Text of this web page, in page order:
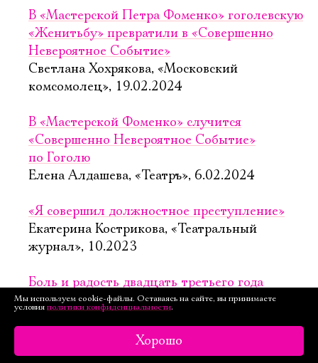
В «Мастерской Петра Фоменко» гоголевскую
«Женитьбу» превратили в «Совершенно
Невероятное Событие»
Светлана Хохрякова, «Московский
комсомолец», 19.02.2024
В «Мастерской Фоменко» случится
«Совершенно Невероятное Событие»
по Гоголю
Елена Алдашева, «Театръ», 6.02.2024
«Я совершил должностное преступление»
Екатерина Кострикова, «Театральный
журнал», 10.2023
Боль и радость двадцать третьего года
Мария Музалевская, 10.2023
В Воронеже показали пятичасовой
спектакль по роману Пастернака
Мы используем cookie-файлы. Оставаясь на сайте, вы принимаете
условия политики конфиденциальности.
Хорошо